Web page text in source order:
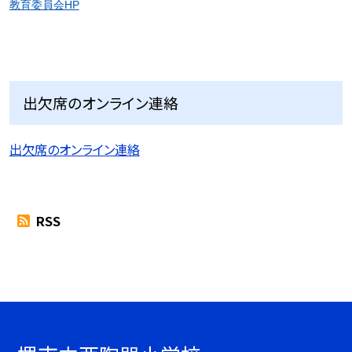
教育委員会HP
出欠席のオンライン連絡
出欠席のオンライン連絡
RSS